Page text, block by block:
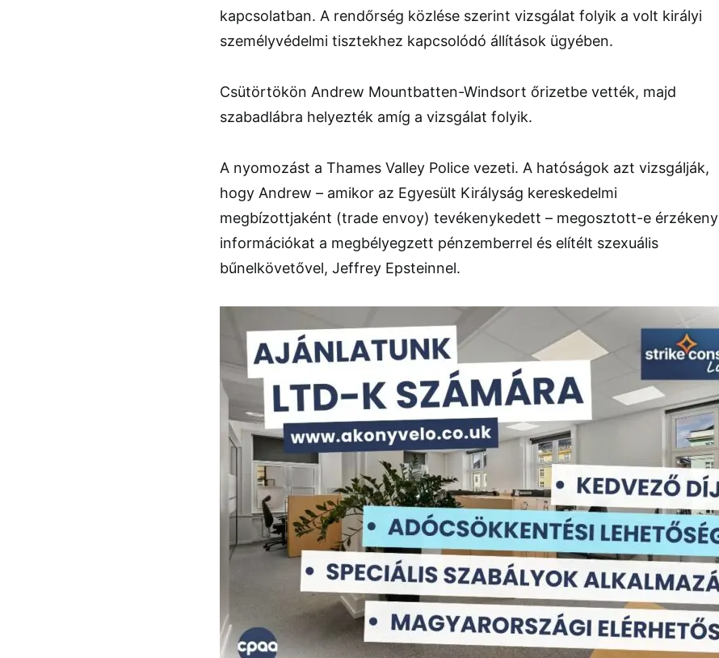
kapcsolatban. A rendőrség közlése szerint vizsgálat folyik a volt királyi
személyvédelmi tisztekhez kapcsolódó állítások ügyében.
Csütörtökön Andrew Mountbatten-Windsort őrizetbe vették, majd
szabadlábra helyezték amíg a vizsgálat folyik.
A nyomozást a Thames Valley Police vezeti. A hatóságok azt vizsgálják,
hogy Andrew – amikor az Egyesült Királyság kereskedelmi
megbízottjaként (trade envoy) tevékenykedett – megosztott-e érzékeny
információkat a megbélyegzett pénzemberrel és elítélt szexuális
bűnelkövetővel, Jeffrey Epsteinnel.